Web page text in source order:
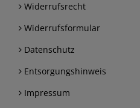
Widerrufsrecht
Widerrufsformular
Datenschutz
Entsorgungshinweis
Impressum